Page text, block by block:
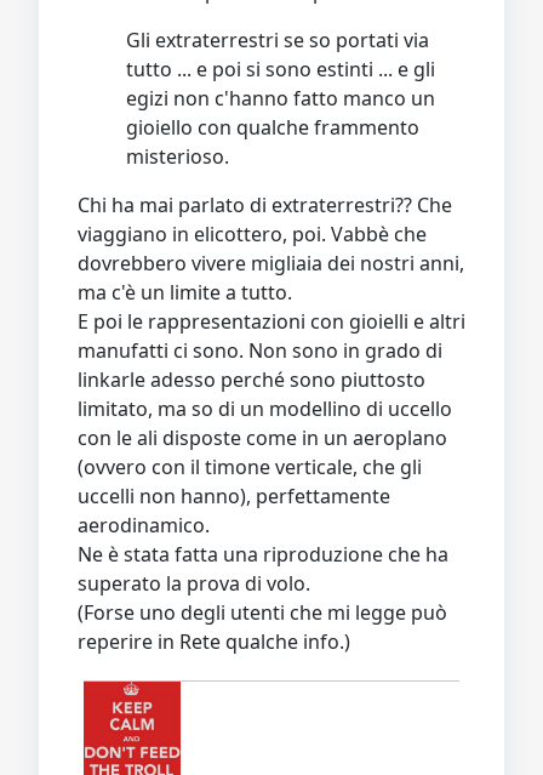
Gli extraterrestri se so portati via
tutto ... e poi si sono estinti ... e gli
egizi non c'hanno fatto manco un
gioiello con qualche frammento
misterioso.
Chi ha mai parlato di extraterrestri?? Che
viaggiano in elicottero, poi. Vabbè che
dovrebbero vivere migliaia dei nostri anni,
ma c'è un limite a tutto.
E poi le rappresentazioni con gioielli e altri
manufatti ci sono. Non sono in grado di
linkarle adesso perché sono piuttosto
limitato, ma so di un modellino di uccello
con le ali disposte come in un aeroplano
(ovvero con il timone verticale, che gli
uccelli non hanno), perfettamente
aerodinamico.
Ne è stata fatta una riproduzione che ha
superato la prova di volo.
(Forse uno degli utenti che mi legge può
reperire in Rete qualche info.)